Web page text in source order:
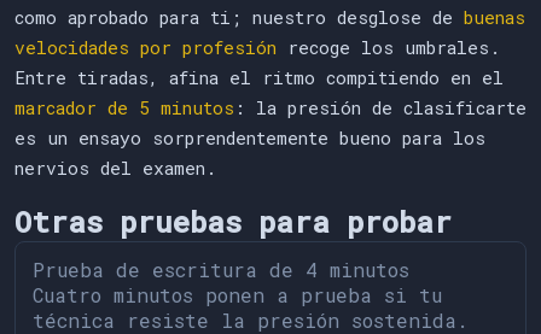
como aprobado para ti; nuestro desglose de buenas
velocidades por profesión recoge los umbrales.
Entre tiradas, afina el ritmo compitiendo en el
marcador de 5 minutos : la presión de clasificarte
es un ensayo sorprendentemente bueno para los
nervios del examen.
Otras pruebas para probar
Prueba de escritura de 4 minutos
Cuatro minutos ponen a prueba si tu
técnica resiste la presión sostenida.